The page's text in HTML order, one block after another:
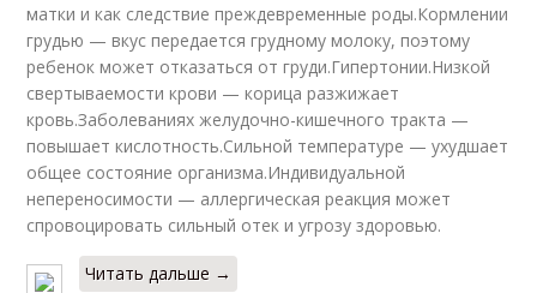
матки и как следствие преждевременные роды.Кормлении
грудью — вкус передается грудному молоку, поэтому
ребенок может отказаться от груди.Гипертонии.Низкой
свертываемости крови — корица разжижает
кровь.Заболеваниях желудочно-кишечного тракта —
повышает кислотность.Сильной температуре — ухудшает
общее состояние организма.Индивидуальной
непереносимости — аллергическая реакция может
спровоцировать сильный отек и угрозу здоровью.
Читать дальше →